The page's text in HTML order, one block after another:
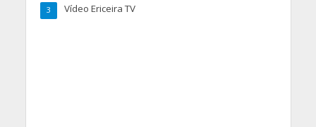
Vídeo Ericeira TV
3